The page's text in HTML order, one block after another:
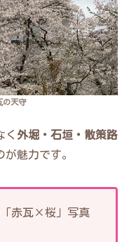
の天守
く 外堀・石垣・散策路
魅力です。
「赤瓦×桜」写真